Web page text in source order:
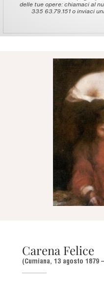
delle tue opere: chiamaci al
335 63.79.151 o inviaci
Carena Felice
(Cumiana, 13 agosto 1879